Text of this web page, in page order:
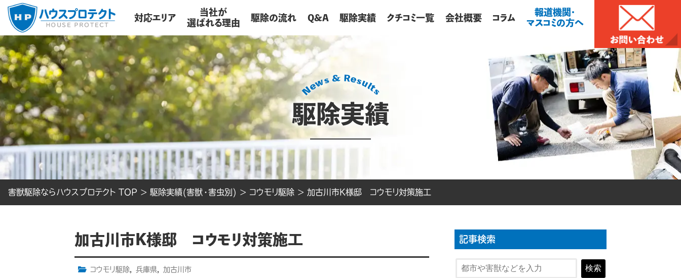
対応エリア
当社が
選ばれる理由
駆除の流れ Q&A 駆除実績 クチコミ一覧 会社概要 コラム
報道機関・
マスコミの方へ
駆除実績
害獣駆除ならハウスプロテクト TOP > 駆除実績(害獣・害虫別) > コウモリ駆除 > 加古川市K様邸 コウモリ対策施工
加古川市K様邸 コウモリ対策施工
コウモリ駆除, 兵庫県,
加古川市
記事検索
検索